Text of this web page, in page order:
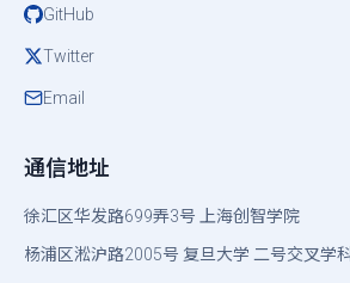
GitHub
Twitter
Email
通信地址
徐汇区华发路699弄3号
上海创智学院
杨浦区淞沪路2005号 复旦大学 二号交叉学